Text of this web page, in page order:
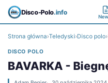
Disco-Polo.info
Strona główna›Teledyski›Disco polo›
DISCO POLO
BAVARKA -